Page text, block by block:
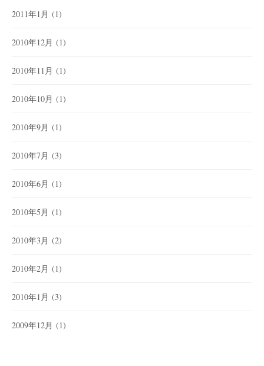
2011年1月 (1)
2010年12月 (1)
2010年11月 (1)
2010年10月 (1)
2010年9月 (1)
2010年7月 (3)
2010年6月 (1)
2010年5月 (1)
2010年3月 (2)
2010年2月 (1)
2010年1月 (3)
2009年12月 (1)